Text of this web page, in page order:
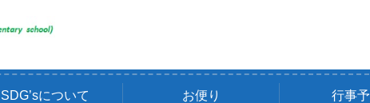
SDG’sについて お便り 行事